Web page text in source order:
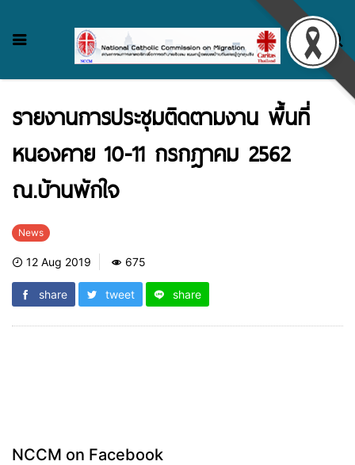
รายงานการประชุมติดตามงาน พื้นที่
หนองคาย 10-11 กรกฎาคม 2562
ณ.บ้านพักใจ
News
12 Aug 2019 675
share tweet share
NCCM on Facebook